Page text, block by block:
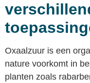
Oxaalzuur is een
nature voorkomt in
planten zoals